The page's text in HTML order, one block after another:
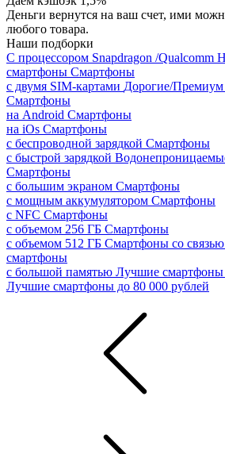
Деньги вернутся на ваш счет, ими
любого товара.
Наши подборки
С процессором Snapdragon /Qualcomm
смартфоны Смартфоны
с двумя SIM-картами Дорогие/
Смартфоны
на Android Смартфоны
на iOs Смартфоны
с беспроводной зарядкой Смартфоны
с быстрой зарядкой
Смартфоны
с большим экраном Смартфоны
с мощным аккумулятором Смартфоны
с NFC Смартфоны
с объемом 256 ГБ Смартфоны
с объемом 512 ГБ Смартфоны со
смартфоны
с большой памятью Лучшие смартфоны
Лучшие смартфоны до 80 000 рублей